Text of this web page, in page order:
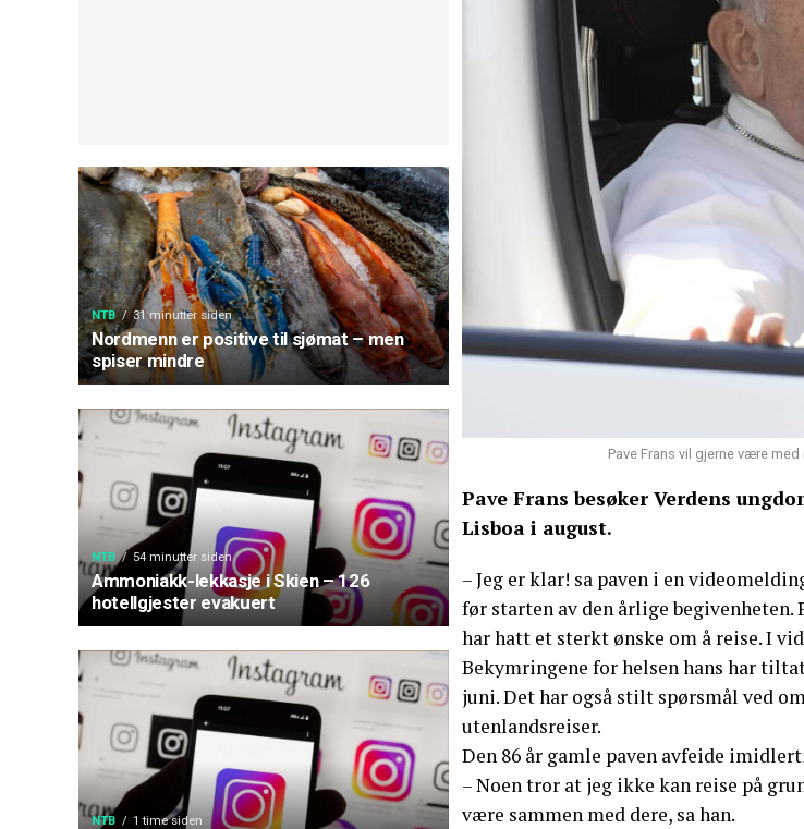
NTB 31 minutter siden
Nordmenn er positive til sjømat – men
spiser mindre
NTB 54 minutter siden
Ammoniakk-lekkasje i Skien – 126
hotellgjester evakuert
NTB 1 time siden
Pave Frans vil gjerne være
Pave Frans besøker Verdens
Lisboa i august.
– Jeg er klar! sa paven i en
før starten av den årlige
har hatt et sterkt ønske om å reise. I
Bekymringene for helsen hans har
juni. Det har også stilt spørsmål ved
utenlandsreiser.
Den 86 år gamle paven avfeide
– Noen tror at jeg ikke kan reise på
være sammen med dere, sa han.